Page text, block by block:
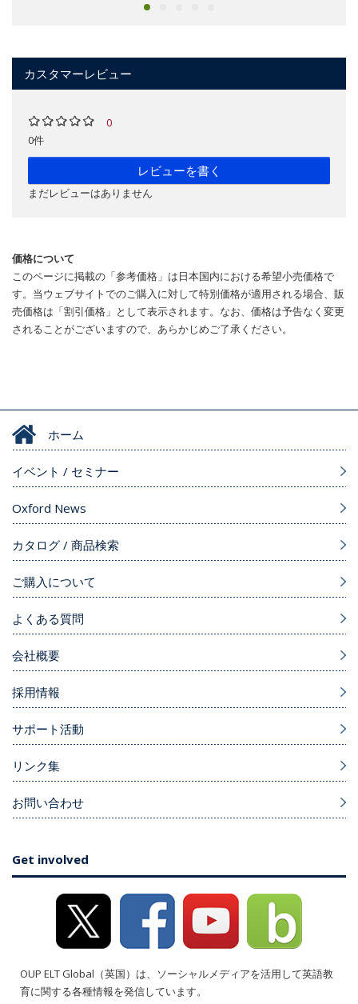
カスタマーレビュー
0
0件
レビューを書く
まだレビューはありません
価格について
このページに掲載の「参考価格」は日本国内における希望小売価格で
す。当ウェブサイトでのご購入に対して特別価格が適用される場合、販
売価格は「割引価格」として表示されます。なお、価格は予告なく変更
されることがございますので、あらかじめご了承ください。
ホーム
イベント / セミナー
Oxford News
カタログ / 商品検索
ご購入について
よくある質問
会社概要
採用情報
サポート活動
リンク集
お問い合わせ
Get involved
OUP ELT Global（英国）は、ソーシャルメディアを活用して英語教
育に関する各種情報を発信しています。